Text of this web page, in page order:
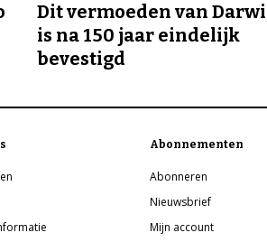
Dit vermoeden van
is na 150 jaar eindelijk
bevestigd
Abonnementen
Abonneren
Nieuwsbrief
Mijn account